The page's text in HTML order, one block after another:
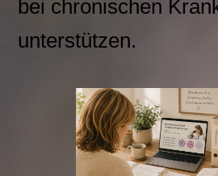
bei chronischen
unterstützen.